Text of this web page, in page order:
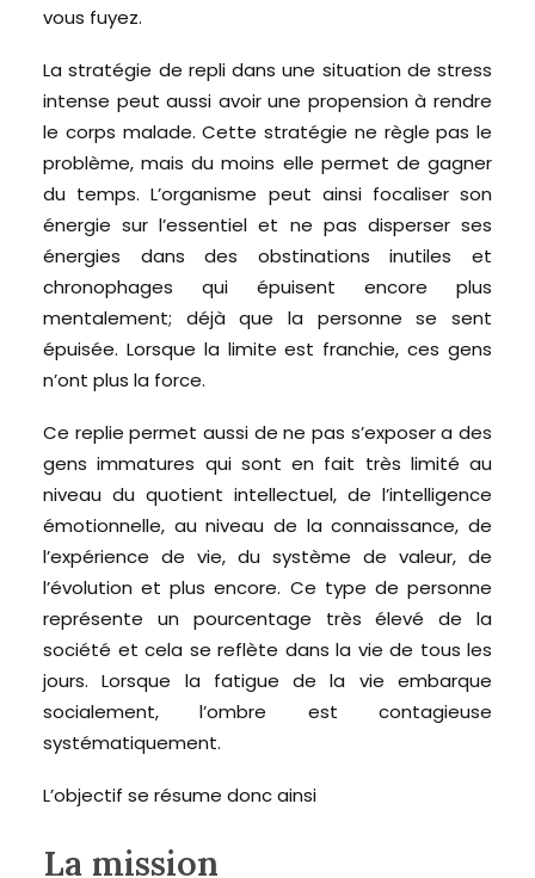
vous fuyez.
La stratégie de repli dans une situation de stress
intense peut aussi avoir une propension à rendre
le corps malade. Cette stratégie ne règle pas le
problème, mais du moins elle permet de gagner
du temps. L’organisme peut ainsi focaliser son
énergie sur l’essentiel et ne pas disperser ses
énergies dans des obstinations inutiles et
chronophages qui épuisent encore plus
mentalement; déjà que la personne se sent
épuisée. Lorsque la limite est franchie, ces gens
n’ont plus la force.
Ce replie permet aussi de ne pas s’exposer a des
gens immatures qui sont en fait très limité au
niveau du quotient intellectuel, de l’intelligence
émotionnelle, au niveau de la connaissance, de
l’expérience de vie, du système de valeur, de
l’évolution et plus encore. Ce type de personne
représente un pourcentage très élevé de la
société et cela se reflète dans la vie de tous les
jours. Lorsque la fatigue de la vie embarque
socialement, l’ombre est contagieuse
systématiquement.
L’objectif se résume donc ainsi
La mission